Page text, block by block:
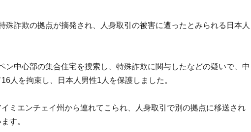
殊詐欺の拠点が摘発され、人身取引の被害に遭ったとみられる日本人
ン中心部の集合住宅を捜索し、特殊詐欺に関与したなどの疑いで、中
人を拘束し、日本人男性1人を保護しました。
ミエンチェイ州から連れてこられ、人身取引で別の拠点に移送され
す。